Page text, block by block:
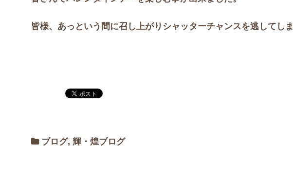
皆様、あっという間に召し上がりシャッターチャンスを逃してし
ブログ, 輝・煌ブログ